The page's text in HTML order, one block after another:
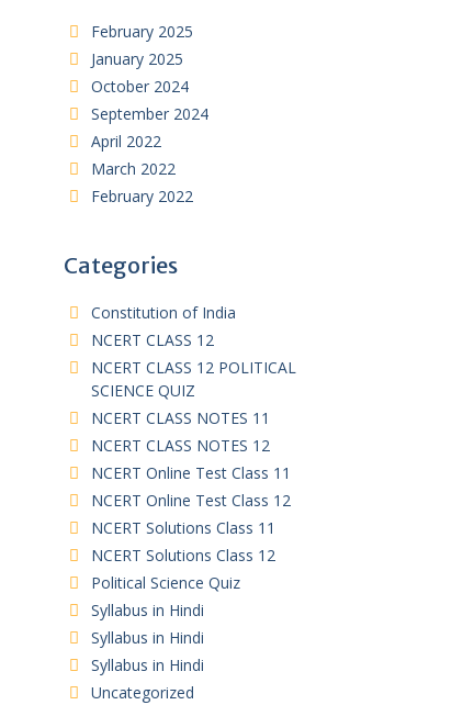
February 2025
January 2025
October 2024
September 2024
April 2022
March 2022
February 2022
Categories
Constitution of India
NCERT CLASS 12
NCERT CLASS 12 POLITICAL
SCIENCE QUIZ
NCERT CLASS NOTES 11
NCERT CLASS NOTES 12
NCERT Online Test Class 11
NCERT Online Test Class 12
NCERT Solutions Class 11
NCERT Solutions Class 12
Political Science Quiz
Syllabus in Hindi
Syllabus in Hindi
Syllabus in Hindi
Uncategorized